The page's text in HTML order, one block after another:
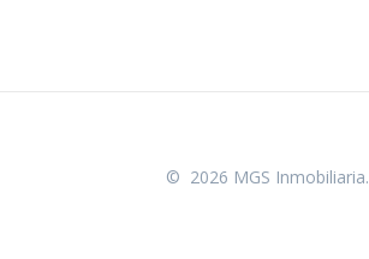
© 2026 MGS Inmobiliaria.